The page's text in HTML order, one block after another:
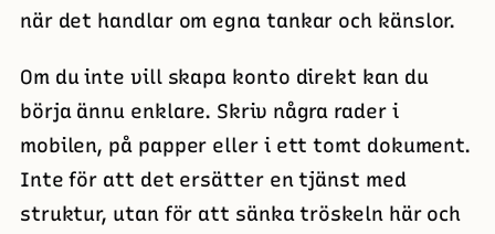
när det handlar om egna tankar och känslor.
Om du inte vill skapa konto direkt kan du
börja ännu enklare. Skriv några rader i
mobilen, på papper eller i ett tomt dokument.
Inte för att det ersätter en tjänst med
struktur, utan för att sänka tröskeln här och